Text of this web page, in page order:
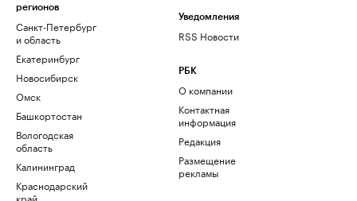
регионов
Санкт-Петербург
и область
Екатеринбург
Новосибирск
Омск
Башкортостан
Вологодская
область
Калининград
Краснодарский
край
Уведомления
RSS Новости
РБК
О компании
Контактная
информация
Редакция
Размещение
рекламы